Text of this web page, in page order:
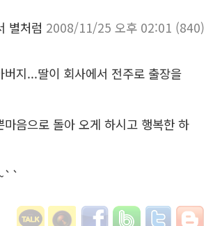
별처럼 2008/11/25 오후 02:01 (840)
버지...딸이 회사에서 전주로 출장을
음으로 돌아 오게 하시고 행복한 하